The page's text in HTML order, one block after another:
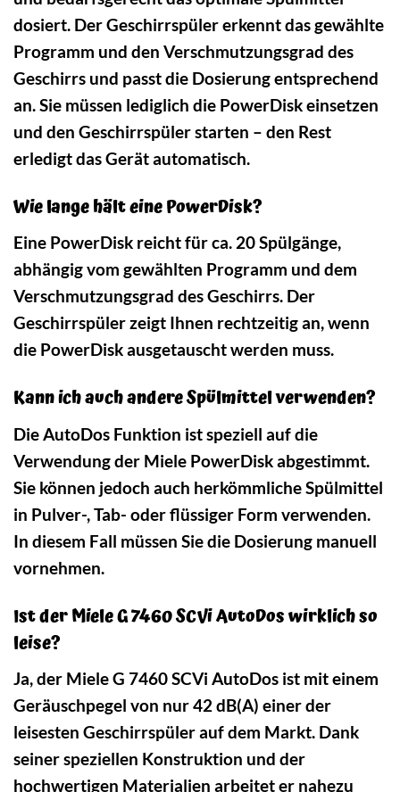
dosiert. Der Geschirrspüler erkennt das gewählte
Programm und den Verschmutzungsgrad des
Geschirrs und passt die Dosierung entsprechend
an. Sie müssen lediglich die PowerDisk einsetzen
und den Geschirrspüler starten – den Rest
erledigt das Gerät automatisch.
Wie lange hält eine PowerDisk?
Eine PowerDisk reicht für ca. 20 Spülgänge,
abhängig vom gewählten Programm und dem
Verschmutzungsgrad des Geschirrs. Der
Geschirrspüler zeigt Ihnen rechtzeitig an, wenn
die PowerDisk ausgetauscht werden muss.
Kann ich auch andere Spülmittel verwenden?
Die AutoDos Funktion ist speziell auf die
Verwendung der Miele PowerDisk abgestimmt.
Sie können jedoch auch herkömmliche Spülmittel
in Pulver-, Tab- oder flüssiger Form verwenden.
In diesem Fall müssen Sie die Dosierung manuell
vornehmen.
Ist der Miele G 7460 SCVi AutoDos wirklich so
leise?
Ja, der Miele G 7460 SCVi AutoDos ist mit einem
Geräuschpegel von nur 42 dB(A) einer der
leisesten Geschirrspüler auf dem Markt. Dank
seiner speziellen Konstruktion und der
hochwertigen Materialien arbeitet er nahezu